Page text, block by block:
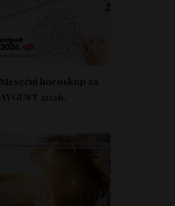
Mesečni horoskop za
AVGUST 2026.